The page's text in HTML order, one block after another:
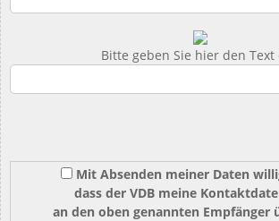
Bitte geben Sie hier den Text
Mit Absenden meiner Daten
dass der VDB meine
an den oben genannten Empfänger